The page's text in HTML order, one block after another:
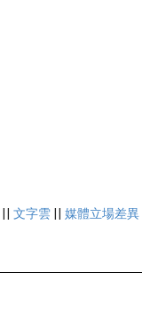
|| 文字雲 || 媒體立場差異